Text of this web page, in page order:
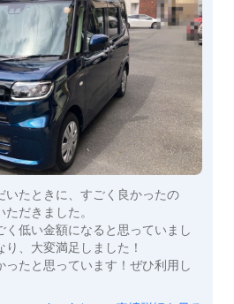
いたときに、すごく良かったの
だきました。
く低い金額になると思っていまし
、大変満足しました！
ったと思っています！ぜひ利用し